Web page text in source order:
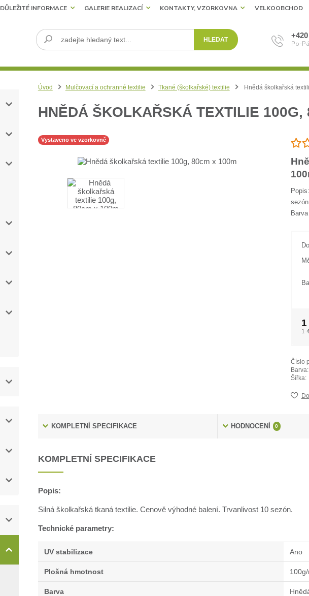
DŮLEŽITÉ INFORMACE GALERIE REALIZACÍ KONTAKTY, VZORKOVNA VELKOOBCHOD
HLEDAT Po-
Úvod Mulčovací a ochranné textilie Tkané (školkařské) textilie Hnědá školkařská
HNĚDÁ ŠKOLKAŘSKÁ TEXTILIE 100G,
Vystaveno ve vzorkovně
1
Číslo
Barva:
Šířka:
KOMPLETNÍ SPECIFIKACE HODNOCENÍ 0
KOMPLETNÍ SPECIFIKACE
Popis:
Silná školkařská tkaná textilie. Cenově výhodné balení. Trvanlivost 10 sezón.
Technické parametry:
UV stabilizace Ano
Plošná hmotnost
Barva